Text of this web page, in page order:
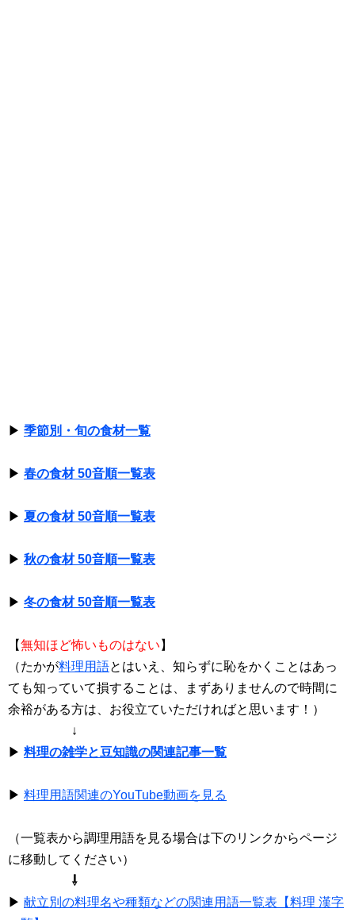
▶ 季節別・旬の食材一覧
▶ 春の食材 50音順一覧表
▶ 夏の食材 50音順一覧表
▶ 秋の食材 50音順一覧表
▶ 冬の食材 50音順一覧表
【無知ほど怖いものはない 】
（たかが料理用語とはいえ、知らずに恥をかくことはあっ
ても知っていて損することは、まずありませんので時間に
余裕がある方は、お役立ていただければと思います！）
↓
▶ 料理の雑学と豆知識の関連記事一覧
▶ 料理用語関連のYouTube動画を見る
（一覧表から調理用語を見る場合は下のリンクからページ
に移動してください）
⇩
▶ 献立別の料理名や種類などの関連用語一覧表【料理 漢字